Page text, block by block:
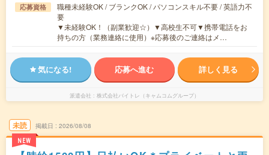
応募資格
職種未経験OK / ブランクOK / パソコンスキル不要 / 英語力不
要
▼未経験OK！（副業歓迎☆）▼高校生不可▼携帯電話をお
持ちの方（業務連絡に使用）※応募後のご連絡はメ…
気になる! 応募へ進む 詳しく見る
派遣会社 株式会社バイトレ（キャムコムグループ）
未読
NEW
掲載日 2026/08/08